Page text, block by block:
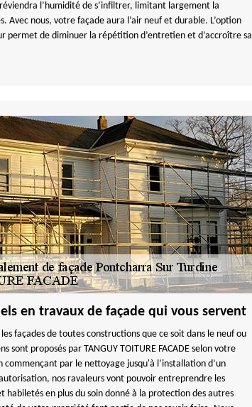
l’humidité de s’infiltrer, limitant largement la
Avec nous, votre façade aura l’air neuf et durable. L’option
permet de diminuer la répétition d’entretien et d’accroître sa
en travaux de façade qui vous servent
façades de toutes constructions que ce soit dans le neuf ou
sont proposés par TANGUY TOITURE FACADE selon votre
par le nettoyage jusqu'à l’installation d’un
nos ravaleurs vont pouvoir entreprendre les
habiletés en plus du soin donné à la protection des autres